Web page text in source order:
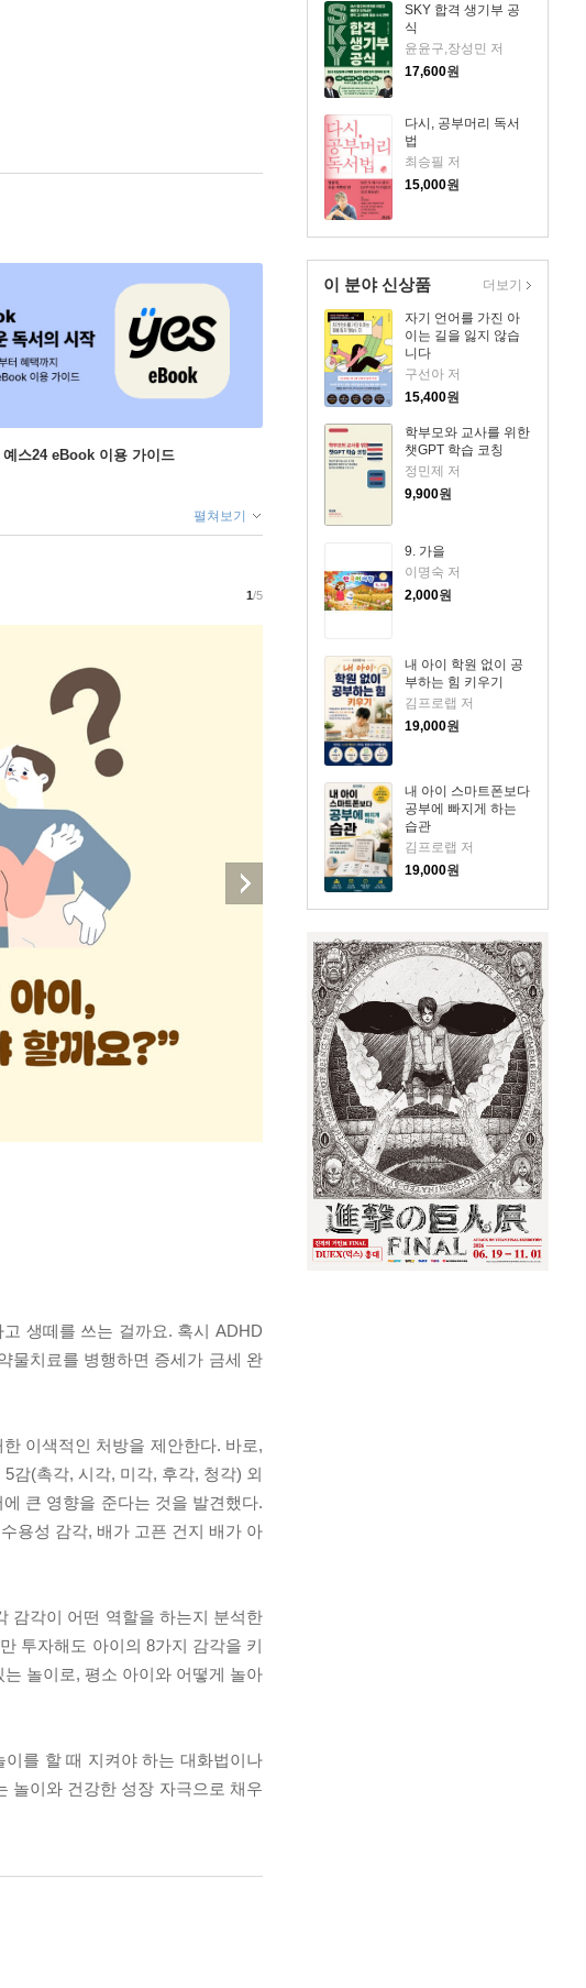
SKY 합격 생기부 공
식
윤윤구,장성민 저
17,600원
다시, 공부머리 독서
법
최승필 저
15,000원
이 분야 신상품
자기 언어를 가진 아
이는 길을 잃지 않습
니다
구선아 저
15,400원
학부모와 교사를 위한
챗GPT 학습 코칭
정민제 저
9,900원
9. 가을
이명숙 저
2,000원
내 아이 학원 없이 공
부하는 힘 키우기
김프로랩 저
19,000원
내 아이 스마트폰보다
공부에 빠지게 하는
습관
김프로랩 저
19,000원
더보기
스24 eBook 이용 가이드
펼쳐보기
1/5
생떼를 쓰는 걸까요. 혹시 ADHD
물치료를 병행하면 증세가 금세 완
이색적인 처방을 제안한다. 바로,
감(촉각, 시각, 미각, 후각, 청각) 외
에 큰 영향을 준다는 것을 발견했다.
용성 감각, 배가 고픈 건지 배가 아
감각이 어떤 역할을 하는지 분석한
투자해도 아이의 8가지 감각을 키
놀이로, 평소 아이와 어떻게 놀아
를 할 때 지켜야 하는 대화법이나
놀이와 건강한 성장 자극으로 채우